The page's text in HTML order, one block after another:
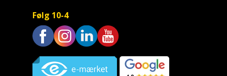
Følg 10-4